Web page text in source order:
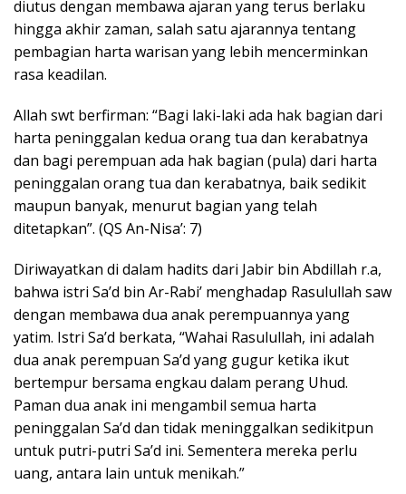
diutus dengan membawa ajaran yang terus berlaku
hingga akhir zaman, salah satu ajarannya tentang
pembagian harta warisan yang lebih mencerminkan
rasa keadilan.
Allah swt berfirman: “Bagi laki-laki ada hak bagian dari
harta peninggalan kedua orang tua dan kerabatnya
dan bagi perempuan ada hak bagian (pula) dari harta
peninggalan orang tua dan kerabatnya, baik sedikit
maupun banyak, menurut bagian yang telah
ditetapkan”. (QS An-Nisa’: 7)
Diriwayatkan di dalam hadits dari Jabir bin Abdillah r.a,
bahwa istri Sa’d bin Ar-Rabi’ menghadap Rasulullah saw
dengan membawa dua anak perempuannya yang
yatim. Istri Sa’d berkata, “Wahai Rasulullah, ini adalah
dua anak perempuan Sa’d yang gugur ketika ikut
bertempur bersama engkau dalam perang Uhud.
Paman dua anak ini mengambil semua harta
peninggalan Sa’d dan tidak meninggalkan sedikitpun
untuk putri-putri Sa’d ini. Sementera mereka perlu
uang, antara lain untuk menikah.”